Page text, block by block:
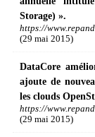
Storage) ».
https://
(29 mai 2015)
DataCore
ajoute de
les clouds
https://
(29 mai 2015)